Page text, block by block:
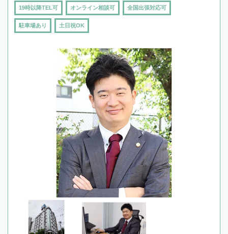
19時以降TEL可 オンライン相談可 全国出張対応可
駐車場あり 土日祝OK